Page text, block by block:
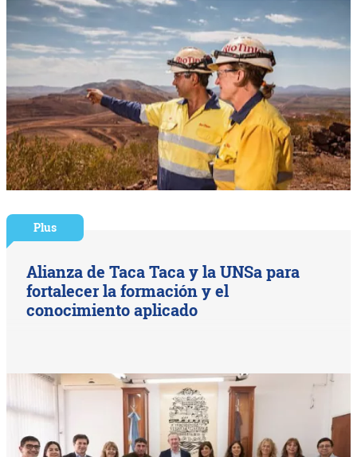
Plus
Alianza de Taca Taca y la UNSa para
fortalecer la formación y el
conocimiento aplicado